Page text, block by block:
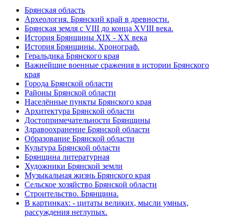
Брянская область
Археология. Брянский край в древности.
Брянская земля с VIII до конца XVIII века.
История Брянщины XIX - XX века
История Брянщины. Хронограф.
Геральдика Брянского края
Важнейшие военные сражения в истории Брянского
края
Города Брянской области
Районы Брянской области
Населённые пункты Брянского края
Архитектура Брянской области
Достопримечательности Брянщины
Здравоохранение Брянской области
Образование Брянской области
Культура Брянской области
Брянщина литературная
Художники Брянской земли
Музыкальная жизнь Брянского края
Сельское хозяйство Брянской области
Строительство. Брянщина.
В картинках: - цитаты великих, мысли умных,
рассуждения неглупых.